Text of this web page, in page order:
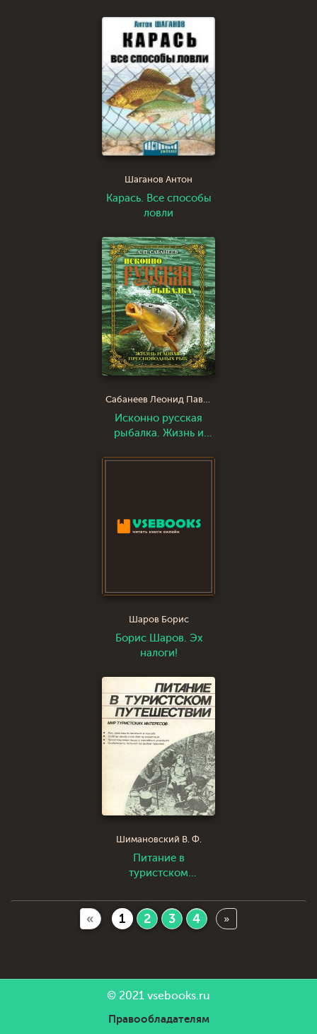
Шаганов Антон
Карась. Все способы
ловли
Сабанеев Леонид Павлович
Исконно русская
рыбалка. Жизнь и
рыб
Шаров Борис
Борис Шаров. Эх
налоги!
Шимановский В. Ф.
Питание в
туристском
« 1 2 3 4 »
© 2021 vsebooks.ru
Правообладателям